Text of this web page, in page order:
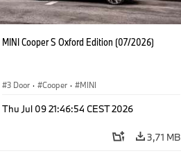
MINI Cooper S Oxford Edition (07/2026)
3 Door · Cooper · MINI
Thu Jul 09 21:46:54 CEST 2026
3,71 MB